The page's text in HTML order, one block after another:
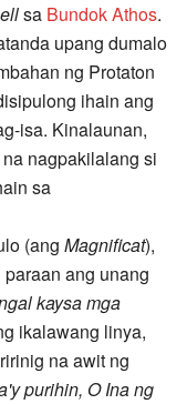
sa Bundok Athos.
upang dumalo
ng Protaton
ihain ang
isa. Kinalaunan,
nagpakilalang si
sa
(ang Magnificat),
ang unang
kaysa mga
ikalawang linya,
na awit ng
purihin, O Ina ng